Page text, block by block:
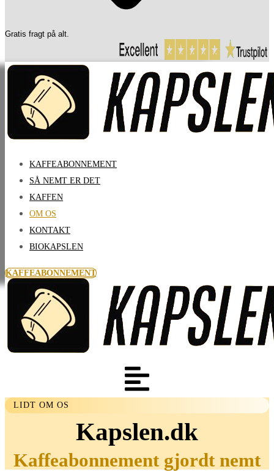
Gratis fragt på alt.
KAFFEABONNEMENT
SÅ NEMT ER DET
KAFFEN
OM OS
KONTAKT
BIOKAPSLEN
KAFFEABONNEMENT
LIDT OM OS
Kapslen.dk
Kaffeabonnement gjordt nemt